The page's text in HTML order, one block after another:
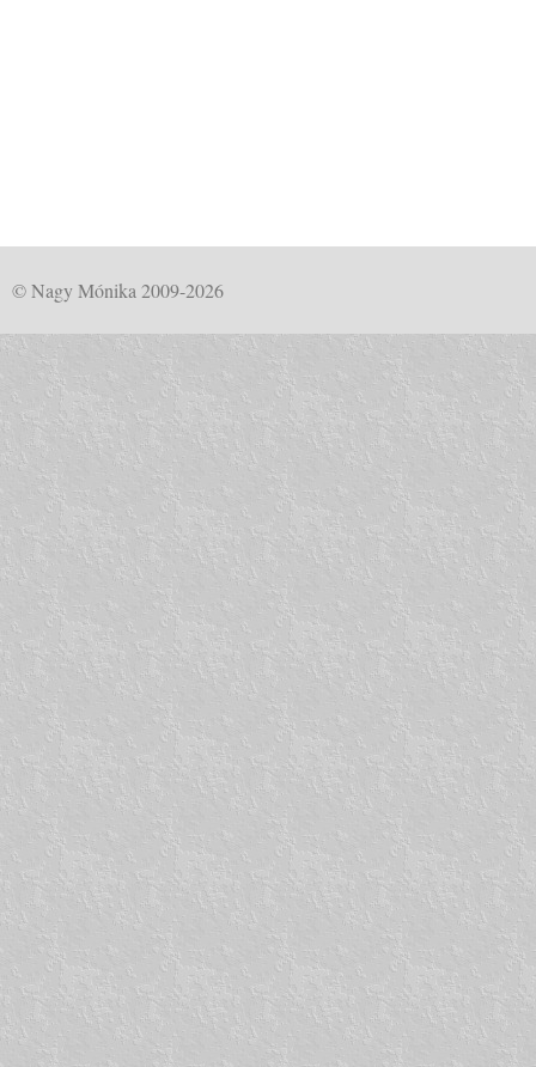
© Nagy Mónika 2009-2026